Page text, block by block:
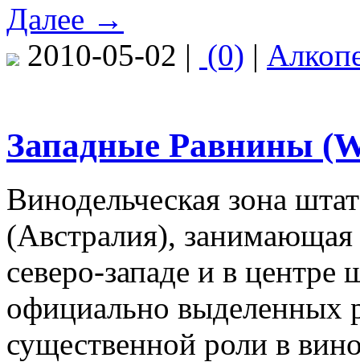
Далее →
2010-05-02 | (0) |
Западные Равнины
Винодельческая зона
(Австралия),
северо-западе и в центре
официально выделенных
существенной роли в